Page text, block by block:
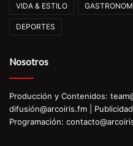
VIDA & ESTILO
DEPORTES
Nosotros
Producción y Contenidos:
difusión@arcoiris.fm |
Programación: